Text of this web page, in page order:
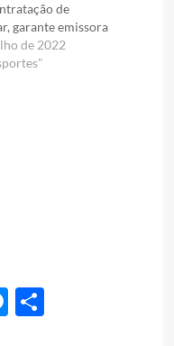
de
garante emissora
de 2022
Messenger
Share